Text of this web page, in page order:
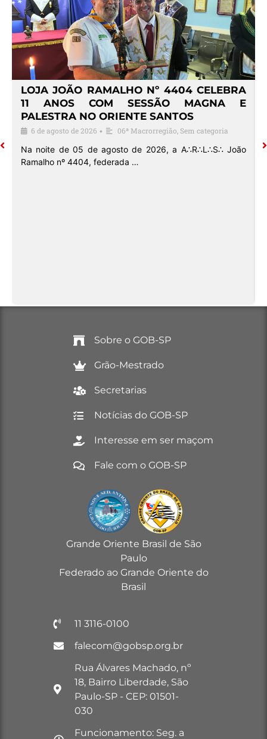
LOJA JOÃO RAMALHO Nº 4404 CELEBRA
11 ANOS COM SESSÃO MAGNA E
PALESTRA NO ORIENTE SANTOS
6 de agosto de 2026 • 06ª Macrorregião, Sem categoria
Na noite de 05 de agosto de 2026, a A∴R∴L∴S∴ João
Ramalho nº 4404, federada …
Sobre o GOB-SP
Grão-Mestrado
Secretarias
Notícias do GOB-SP
Interesse em ser maçom
Fale com o GOB-SP
Grande Oriente Brasil de São
Paulo
Federado ao Grande Oriente do
Brasil
11 3116-0100
falecom@gobsp.org.br
Rua Álvares Machado, nº
18, Bairro Liberdade, São
Paulo-SP - CEP: 01501-
030
Funcionamento: Seg. a